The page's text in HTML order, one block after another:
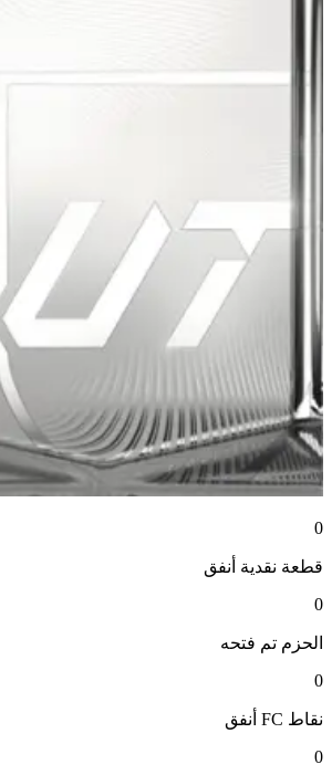
0
قطعة نقدية أنفق
0
الحزم تم فتحه
0
نقاط FC
أنفق
0